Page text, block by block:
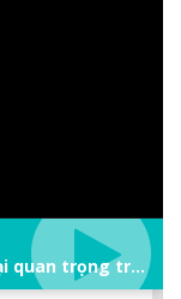
Stablecoin là gì? Tại sao stablecoin lại quan trọng trong thị trường crypto? | Phổ cập Blockchain